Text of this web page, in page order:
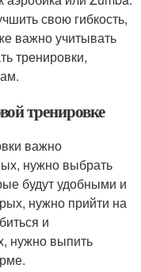
свою гибкость,
важно учитывать
тренировки,
тренировке
важно
нужно выбрать
будут удобными и
нужно прийти на
и
нужно выпить